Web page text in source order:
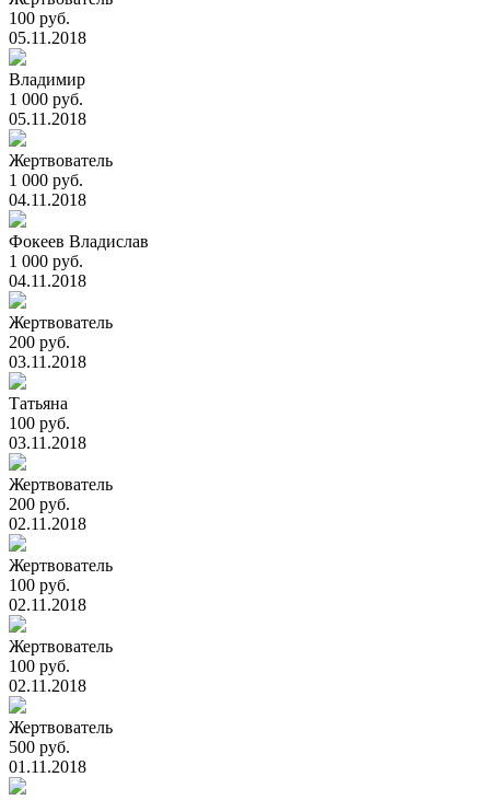
100 руб.
05.11.2018
Владимир
1 000 руб.
05.11.2018
Жертвователь
1 000 руб.
04.11.2018
Фокеев Владислав
1 000 руб.
04.11.2018
Жертвователь
200 руб.
03.11.2018
Татьяна
100 руб.
03.11.2018
Жертвователь
200 руб.
02.11.2018
Жертвователь
100 руб.
02.11.2018
Жертвователь
100 руб.
02.11.2018
Жертвователь
500 руб.
01.11.2018